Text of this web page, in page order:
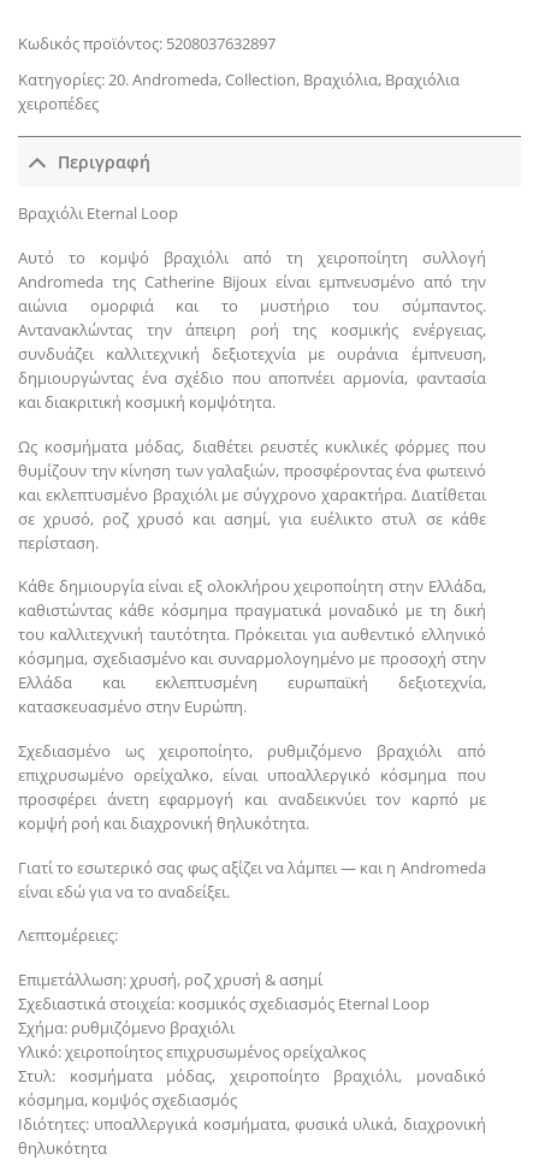
Κωδικός προϊόντος: 5208037632897
Κατηγορίες: 20. Andromeda,Collection, Βραχιόλια, Βραχιόλια
χειροπέδες
Περιγραφή
Βραχιόλι Eternal Loop
Αυτό το κομψό βραχιόλι από τη χειροποίητη συλλογή
Andromeda της Catherine Bijoux είναι εμπνευσμένο από την
αιώνια ομορφιά και το μυστήριο του σύμπαντος.
Αντανακλώντας την άπειρη ροή της κοσμικής ενέργειας,
συνδυάζει καλλιτεχνική δεξιοτεχνία με ουράνια έμπνευση,
δημιουργώντας ένα σχέδιο που αποπνέει αρμονία, φαντασία
και διακριτική κοσμική κομψότητα.
Ως κοσμήματα μόδας, διαθέτει ρευστές κυκλικές φόρμες που
θυμίζουν την κίνηση των γαλαξιών, προσφέροντας ένα φωτεινό
και εκλεπτυσμένο βραχιόλι με σύγχρονο χαρακτήρα. Διατίθεται
σε χρυσό, ροζ χρυσό και ασημί, για ευέλικτο στυλ σε κάθε
περίσταση.
Κάθε δημιουργία είναι εξ ολοκλήρου χειροποίητη στην Ελλάδα,
καθιστώντας κάθε κόσμημα πραγματικά μοναδικό με τη δική
του καλλιτεχνική ταυτότητα. Πρόκειται για αυθεντικό ελληνικό
κόσμημα, σχεδιασμένο και συναρμολογημένο με προσοχή στην
Ελλάδα και εκλεπτυσμένη ευρωπαϊκή δεξιοτεχνία,
κατασκευασμένο στην Ευρώπη.
Σχεδιασμένο ως χειροποίητο, ρυθμιζόμενο βραχιόλι από
επιχρυσωμένο ορείχαλκο, είναι υποαλλεργικό κόσμημα που
προσφέρει άνετη εφαρμογή και αναδεικνύει τον καρπό με
κομψή ροή και διαχρονική θηλυκότητα.
Γιατί το εσωτερικό σας φως αξίζει να λάμπει — και η Andromeda
είναι εδώ για να το αναδείξει.
Λεπτομέρειες:
Επιμετάλλωση: χρυσή, ροζ χρυσή & ασημί
Σχεδιαστικά στοιχεία: κοσμικός σχεδιασμός Eternal Loop
Σχήμα: ρυθμιζόμενο βραχιόλι
Υλικό: χειροποίητος επιχρυσωμένος ορείχαλκος
Στυλ: κοσμήματα μόδας, χειροποίητο βραχιόλι, μοναδικό
κόσμημα, κομψός σχεδιασμός
Ιδιότητες: υποαλλεργικά κοσμήματα, φυσικά υλικά, διαχρονική
θηλυκότητα